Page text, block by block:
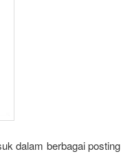
dalam berbagai posting